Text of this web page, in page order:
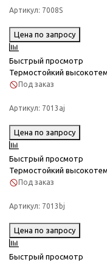
Артикул: 7008S
Цена по запросу
Быстрый просмотр
Термостойкий
Под заказ
Артикул: 7013aj
Цена по запросу
Быстрый просмотр
Термостойкий
Под заказ
Артикул: 7013bj
Цена по запросу
Быстрый просмотр